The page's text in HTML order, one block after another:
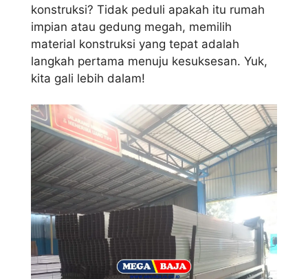
konstruksi? Tidak peduli apakah itu rumah
impian atau gedung megah, memilih
material konstruksi yang tepat adalah
langkah pertama menuju kesuksesan. Yuk,
kita gali lebih dalam!